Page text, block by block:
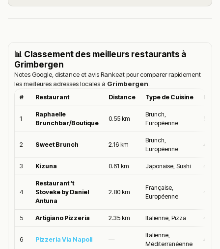
📊 Classement des meilleurs restaurants à
Grimbergen
Notes Google, distance et avis Rankeat pour comparer rapidement
les meilleures adresses locales à Grimbergen.
# Restaurant Distance Type de Cuisine
1
Raphaelle
Brunchbar/Boutique
0.55 km
Brunch,
Européenne
5.0/5
2 Sweet Brunch 2.16 km
Brunch,
Européenne
4.9/5
3 Kizuna 0.61 km Japonaise, Sushi 4.9/5
4
Restaurant ‘t
Stoveke by Daniel
Antuna
2.80 km
Française,
Européenne
4.7/5
5 Artigiano Pizzeria 2.35 km Italienne, Pizza 4.7/5
6 Pizzeria Via Napoli —
Italienne,
Méditerranéenne
4.6/5